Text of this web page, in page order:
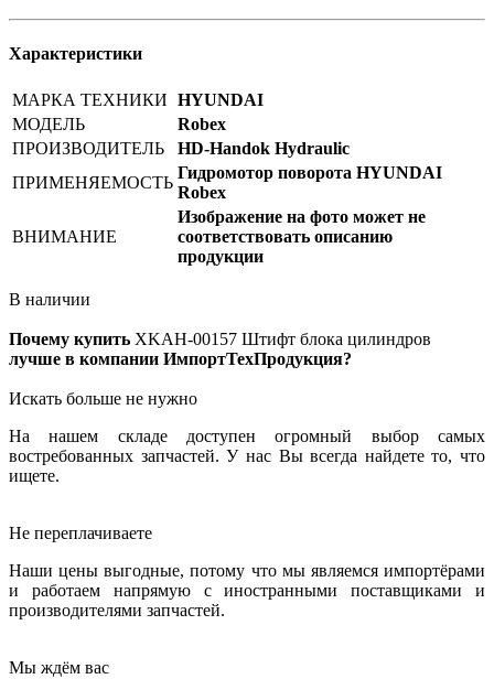
Характеристики
МАРКА ТЕХНИКИ HYUNDAI
МОДЕЛЬ
Robex
ПРОИЗВОДИТЕЛЬ
HD-Handok Hydraulic
ПРИМЕНЯЕМОСТЬ
Гидромотор поворота HYUNDAI
Robex
ВНИМАНИЕ
Изображение на фото может не
соответствовать описанию
продукции
В наличии
Почему купить XKAH-00157 Штифт блока цилиндров
лучше в компании ИмпортТехПродукция?
Искать больше не нужно
На нашем складе доступен огромный выбор самых
востребованных запчастей. У нас Вы всегда найдете то, что
ищете.
Не переплачиваете
Наши цены выгодные, потому что мы являемся импортёрами
и работаем напрямую с иностранными поставщиками и
производителями запчастей.
Мы ждём вас